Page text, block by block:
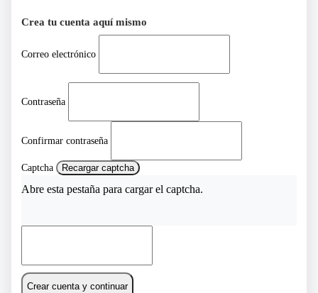
Crea tu cuenta aquí mismo
Correo electrónico
Contraseña
Confirmar contraseña
Captcha Recargar captcha
Abre esta pestaña para cargar el captcha.
Crear cuenta y continuar